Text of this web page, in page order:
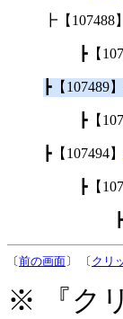
┣【107488
┣【
┣【107489
┣【
┣【107494】
┣【
〔前の画面〕 〔 クリ
※ 『ク